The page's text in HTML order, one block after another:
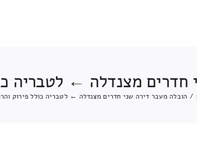
חדרים מצנדלה ← לטבריה
/ הובלה מעבר דירה שני חדרים מצנדלה ← לטבריה כולל פירוק